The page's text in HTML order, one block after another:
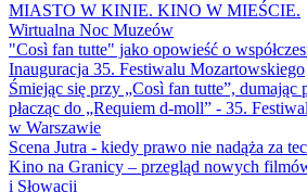
MIASTO W KINIE. KINO W MIEŚCIE.
Wirtualna Noc Muzeów
"Così fan tutte" jako opowieść o
Inauguracja 35. Festiwalu Mozartowskiego
Śmiejąc się przy „Così fan tutte”,
płacząc do „Requiem d-moll” - 35.
w Warszawie
Scena Jutra - kiedy prawo nie nadąża za
Kino na Granicy – przegląd nowych
i Słowacji